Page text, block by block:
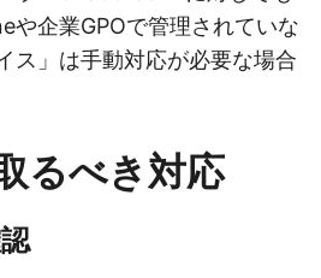
や企業GPOで管理されていな
ス」は手動対応が必要な場合
るべき対応